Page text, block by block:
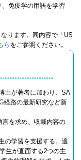
免疫学の用語を学習
ります。同内容で「US
ら をご参照ください。
士が著者に加わり、SA
経路の最新研究など新
言を求め、収載内容の
の学習を支援する。適
生が直面する2つの主